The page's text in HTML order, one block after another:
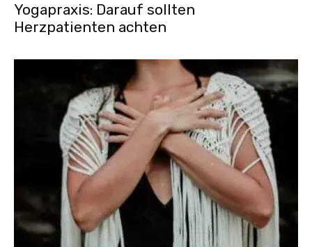
Yogapraxis: Darauf sollten
Herzpatienten achten